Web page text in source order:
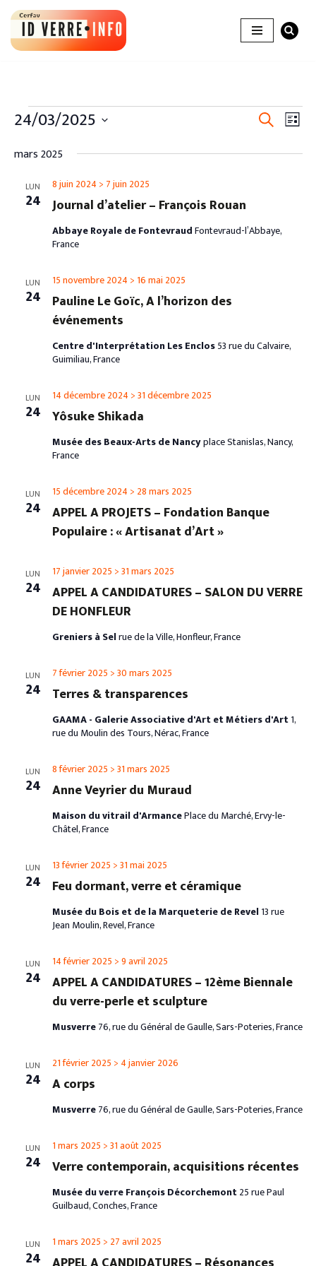
Aller
au
et
vues
Recherche
Liste
24/03/2025
une
mars 2025
LUN
24 Journal d’atelier – François Rouan
8 juin 2024 > 7 juin 2025
Abbaye Royale de FontevraudFontevraud-l’Abbaye,
France
LUN
24 Pauline Le Goïc, A l’horizon des
événements
15 novembre 2024 > 16 mai 2025
Centre d'Interprétation Les Enclos53 rue du Calvaire,
Guimiliau, France
LUN
24 Yôsuke Shikada
14 décembre 2024 >31 décembre 2025
Musée des Beaux-Arts de Nancyplace Stanislas, Nancy,
France
LUN
24 APPEL A PROJETS – Fondation Banque
Populaire : « Artisanat d’Art »
15 décembre 2024 > 28 mars 2025
LUN
24 APPEL A CANDIDATURES – SALON DU VERRE
DE HONFLEUR
17 janvier 2025 >31 mars 2025
Greniers à Selrue de la Ville, Honfleur, France
LUN
24 Terres & transparences
7 février 2025 >30 mars 2025
GAAMA - Galerie Associative d'Art et Métiers d'Art1,
rue du Moulin des Tours, Nérac, France
LUN
24 Anne Veyrier du Muraud
8 février 2025 >31 mars 2025
Maison du vitrail d'ArmancePlace du Marché, Ervy-le-
Châtel, France
LUN
24 Feu dormant, verre et céramique
13 février 2025 >31 mai 2025
Musée du Bois et de la Marqueterie de Revel13 rue
Jean Moulin, Revel, France
LUN
24 APPEL A CANDIDATURES – 12ème Biennale
du verre-perle et sculpture
14 février 2025 >9 avril 2025
Musverre76, rue du Général de Gaulle, Sars-Poteries, France
LUN
24 A corps
21 février 2025 > 4 janvier 2026
Musverre76, rue du Général de Gaulle, Sars-Poteries, France
LUN
24 Verre contemporain, acquisitions récentes
1 mars 2025 >31 août 2025
Musée du verre François Décorchemont25 rue Paul
Guilbaud, Conches, France
LUN
24
1 mars 2025 > 27 avril 2025